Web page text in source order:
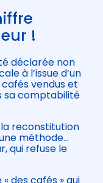
!
déclarée non
à l’issue d’un
vendus et
sa comptabilité
reconstitution
méthode…
qui refuse le